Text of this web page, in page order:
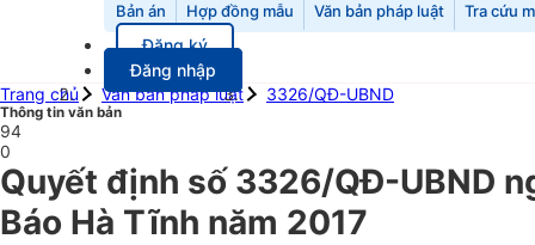
Bản án Hợp đồng mẫu Văn bản pháp luật Tra cứu
Đăng ký
Đăng nhập
Trang chủ
Văn bản pháp luật 3326/QĐ-UBND
Thông tin văn bản
94
0
Quyết định số 3326/QĐ-UBND
Báo Hà Tĩnh năm 2017